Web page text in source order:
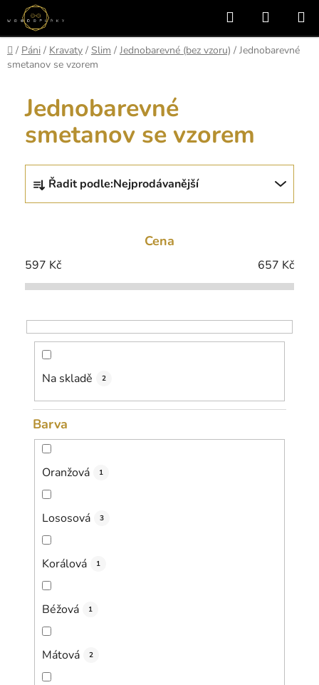
Přejít
na
obsah
Hledat
KOŠÍK
Domů
/ Páni / Kravaty / Slim / Jednobarevné (bez vzoru) / Jednobarevné
smetanov se vzorem
Jednobarevné
smetanov se vzorem
Ř
z
í
p
o
d
ů
Řadit podle:Nejprodávanější
Cena
597 Kč 657 Kč
Na skladě 2
Barva
Oranžová 1
Lososová 3
Korálová 1
Béžová 1
Mátová 2